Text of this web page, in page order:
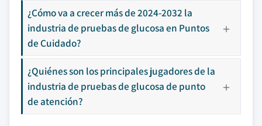
¿Cómo va a crecer más de 2024-2032 la
industria de pruebas de glucosa en Puntos
de Cuidado?
¿Quiénes son los principales jugadores de la
industria de pruebas de glucosa de punto
de atención?